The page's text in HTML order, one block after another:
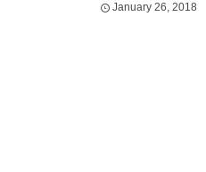
January 26, 2018